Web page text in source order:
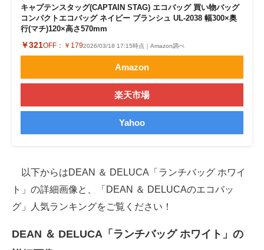
キャプテンスタッグ(CAPTAIN STAG) エコバッグ 買い物バッグ
コンパクトエコバッグ ネイビー ブランシュ UL-2038 幅300×奥
行(マチ)120×高さ570mm
￥321OFF： ￥1792026/03/18 17:15時点｜Amazon調べ
Amazon
楽天市場
Yahoo
以下からはDEAN ＆ DELUCA「ランチバッグ ホワイ
ト」の詳細画像と、「DEAN ＆ DELUCAのエコバッ
グ」人気ランキングをご覧ください！
DEAN ＆ DELUCA「ランチバッグ ホワイト」の